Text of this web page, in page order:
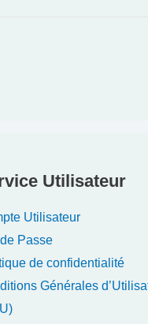
Utilisateur
Utilisateur
Passe
de confidentialité
Générales